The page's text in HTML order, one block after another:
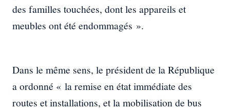
des familles touchées, dont les appareils et
meubles ont été endommagés ».
Dans le même sens, le président de la République
a ordonné « la remise en état immédiate des
routes et installations, et la mobilisation de bus